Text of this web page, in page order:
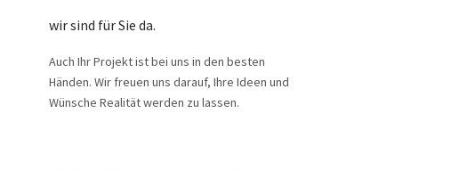
wir sind für Sie da.
Auch Ihr Projekt ist bei uns in den besten
Händen. Wir freuen uns darauf, Ihre Ideen und
Wünsche Realität werden zu lassen.